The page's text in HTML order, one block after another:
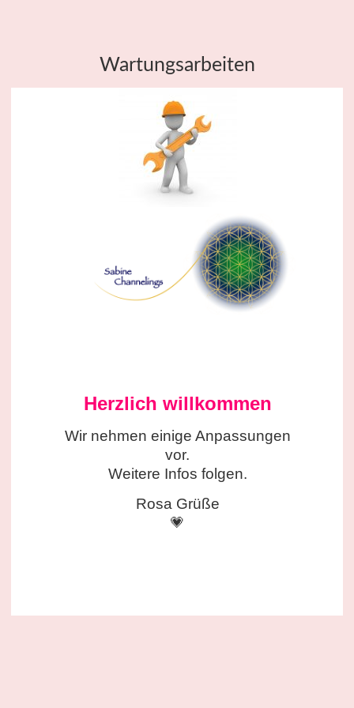
Wartungsarbeiten
Herzlich willkommen
Wir nehmen einige Anpassungen
vor.
Weitere Infos folgen.
Rosa Grüße
💗